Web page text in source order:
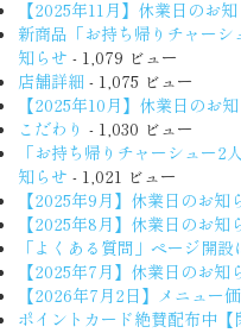
【2025年11月】休業日のお
新商品「お持ち帰りチャー
知らせ - 1,079 ビュー
店舗詳細 - 1,075 ビュー
【2025年10月】休業日のお
こだわり - 1,030 ビュー
「お持ち帰りチャーシュー2
知らせ - 1,021 ビュー
【2025年9月】休業日のお知
【2025年8月】休業日のお知
「よくある質問」ページ開設
【2025年7月】休業日のお知
【2026年7月2日】メニュー
ポイントカード絶賛配布中